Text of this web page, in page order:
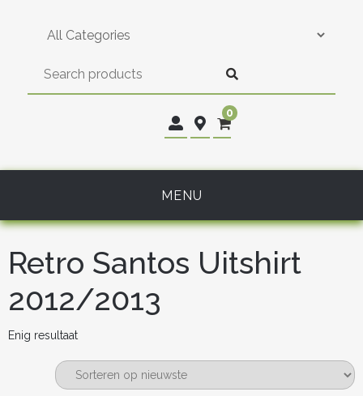
0
MENU
Retro Santos Uitshirt
2012/2013
Enig resultaat